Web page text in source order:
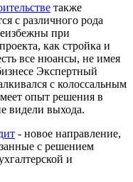
также
с различного рода
при
как стройка и
все нюансы, не имея
Экспертный
с колоссальным
опыт решения в
видели выхода.
- новое направление,
с решением
и